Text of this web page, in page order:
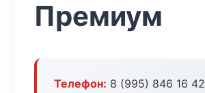
Премиум
Телефон: 8 (995) 846 16 42